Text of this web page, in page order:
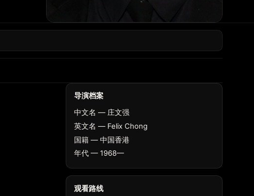
导演档案
中文名 — 庄文强
英文名 — Felix Chong
国籍 — 中国香港
年代 — 1968—
观看路线